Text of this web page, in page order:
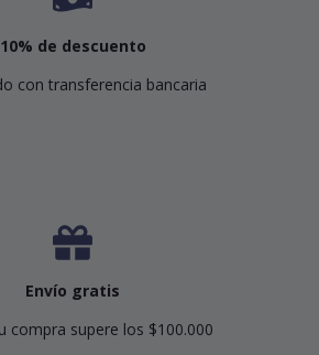
10% de descuento
con transferencia bancaria
Envío gratis
compra supere los $100.000